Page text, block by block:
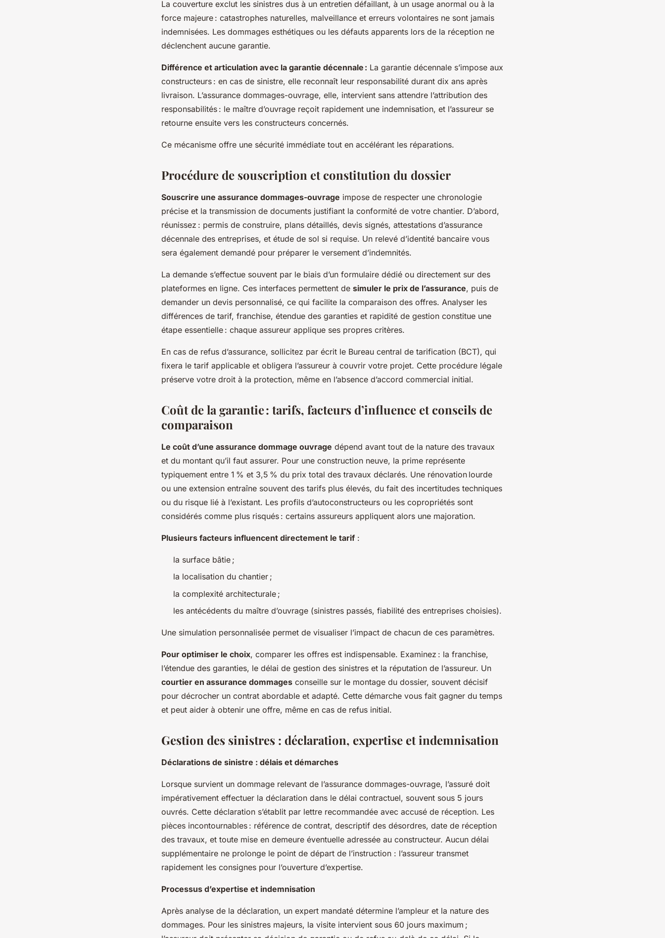
La couverture exclut les sinistres dus à un entretien défaillant, à un usage anormal ou à la
force majeure : catastrophes naturelles, malveillance et erreurs volontaires ne sont jamais
indemnisées. Les dommages esthétiques ou les défauts apparents lors de la réception ne
déclenchent aucune garantie.
Différence et articulation avec la garantie décennale : La garantie décennale s’impose aux
constructeurs : en cas de sinistre, elle reconnaît leur responsabilité durant dix ans après
livraison. L’assurance dommages-ouvrage, elle, intervient sans attendre l’attribution des
responsabilités : le maître d’ouvrage reçoit rapidement une indemnisation, et l’assureur se
retourne ensuite vers les constructeurs concernés.
Ce mécanisme offre une sécurité immédiate tout en accélérant les réparations.
Procédure de souscription et constitution du dossier
Souscrire une assurance dommages-ouvrage impose de respecter une chronologie
précise et la transmission de documents justifiant la conformité de votre chantier. D’abord,
réunissez : permis de construire, plans détaillés, devis signés, attestations d’assurance
décennale des entreprises, et étude de sol si requise. Un relevé d’identité bancaire vous
sera également demandé pour préparer le versement d’indemnités.
La demande s’effectue souvent par le biais d’un formulaire dédié ou directement sur des
plateformes en ligne. Ces interfaces permettent de simuler le prix de l’assurance, puis de
demander un devis personnalisé, ce qui facilite la comparaison des offres. Analyser les
différences de tarif, franchise, étendue des garanties et rapidité de gestion constitue une
étape essentielle : chaque assureur applique ses propres critères.
En cas de refus d’assurance, sollicitez par écrit le Bureau central de tarification (BCT), qui
fixera le tarif applicable et obligera l’assureur à couvrir votre projet. Cette procédure légale
préserve votre droit à la protection, même en l’absence d’accord commercial initial.
Coût de la garantie : tarifs, facteurs d’influence et conseils de
comparaison
Le coût d’une assurance dommage ouvrage dépend avant tout de la nature des travaux
et du montant qu’il faut assurer. Pour une construction neuve, la prime représente
typiquement entre 1 % et 3,5 % du prix total des travaux déclarés. Une rénovation lourde
ou une extension entraîne souvent des tarifs plus élevés, du fait des incertitudes techniques
ou du risque lié à l’existant. Les profils d’autoconstructeurs ou les copropriétés sont
considérés comme plus risqués : certains assureurs appliquent alors une majoration.
Plusieurs facteurs influencent directement le tarif :
la surface bâtie ;
la localisation du chantier ;
la complexité architecturale ;
les antécédents du maître d’ouvrage (sinistres passés, fiabilité des entreprises choisies).
Une simulation personnalisée permet de visualiser l’impact de chacun de ces paramètres.
Pour optimiser le choix, comparer les offres est indispensable. Examinez : la franchise,
l’étendue des garanties, le délai de gestion des sinistres et la réputation de l’assureur. Un
courtier en assurance dommages conseille sur le montage du dossier, souvent décisif
pour décrocher un contrat abordable et adapté. Cette démarche vous fait gagner du temps
et peut aider à obtenir une offre, même en cas de refus initial.
Gestion des sinistres : déclaration, expertise et indemnisation
Déclarations de sinistre : délais et démarches
Lorsque survient un dommage relevant de l’assurance dommages-ouvrage, l’assuré doit
impérativement effectuer la déclaration dans le délai contractuel, souvent sous 5 jours
ouvrés. Cette déclaration s’établit par lettre recommandée avec accusé de réception. Les
pièces incontournables : référence de contrat, descriptif des désordres, date de réception
des travaux, et toute mise en demeure éventuelle adressée au constructeur. Aucun délai
supplémentaire ne prolonge le point de départ de l’instruction : l’assureur transmet
rapidement les consignes pour l’ouverture d’expertise.
Processus d’expertise et indemnisation
Après analyse de la déclaration, un expert mandaté détermine l’ampleur et la nature des
dommages. Pour les sinistres majeurs, la visite intervient sous 60 jours maximum ;